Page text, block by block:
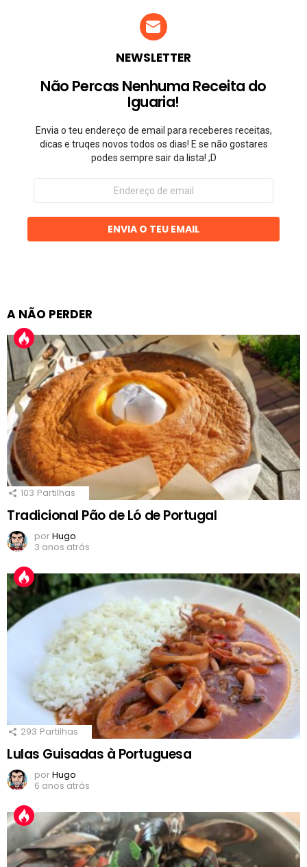
NEWSLETTER
Não Percas Nenhuma Receita do
Iguaria!
Envia o teu endereço de email para receberes receitas,
dicas e truqes novos todos os dias! E se não gostares
podes sempre sair da lista! ;D
Endereço
email
ENVIA O TEU EMAIL
A NÃO PERDER
103 Partilhas
Tradicional Pão de Ló de Portugal
porHugo
3 anos atrás
293 Partilhas
Lulas Guisadas à Portuguesa
porHugo
6 anos atrás